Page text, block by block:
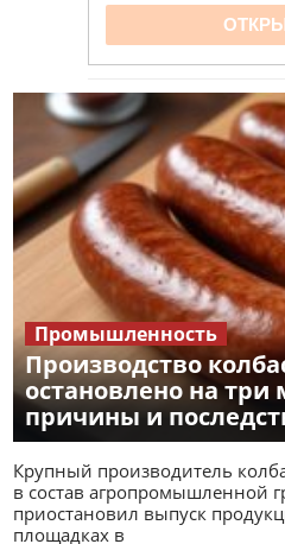
Производство
остановлено на
причины и
Промышленность
Крупный производитель
в состав агропромышленной
приостановил выпуск
площадках в